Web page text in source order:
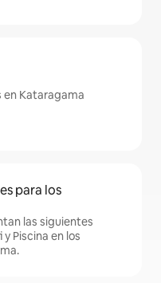
en Kataragama
para los
las siguientes
Piscina en los